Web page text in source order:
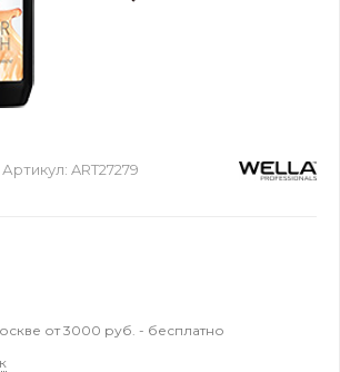
Артикул: ART27279
от 3000 руб. - бесплатно